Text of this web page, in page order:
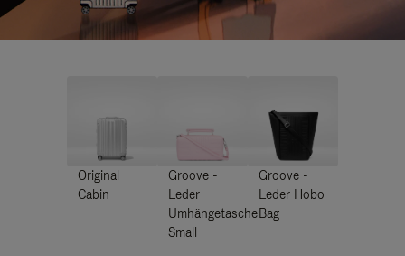
Original
Cabin
Groove -
Leder
Umhängetasche
Small
Groove -
Leder Hobo
Bag